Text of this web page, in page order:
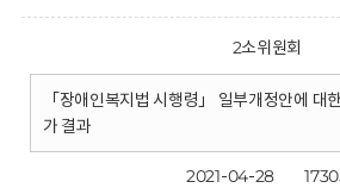
2소위원회
「장애인복지법 시행령」 일부개정안에 대
가 결과
2021-04-28